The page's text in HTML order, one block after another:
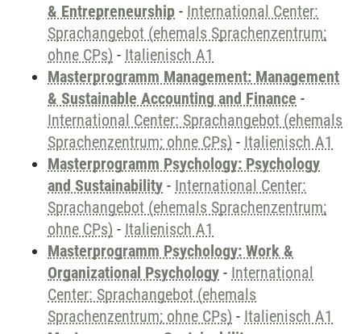
& Entrepreneurship - International Center:
Sprachangebot (ehemals Sprachenzentrum;
ohne CPs) - Italienisch A1
Masterprogramm Management: Management
& Sustainable Accounting and Finance -
International Center: Sprachangebot (ehemals
Sprachenzentrum; ohne CPs) - Italienisch A1
Masterprogramm Psychology: Psychology
and Sustainability - International Center:
Sprachangebot (ehemals Sprachenzentrum;
ohne CPs) - Italienisch A1
Masterprogramm Psychology: Work &
Organizational Psychology - International
Center: Sprachangebot (ehemals
Sprachenzentrum; ohne CPs) - Italienisch A1